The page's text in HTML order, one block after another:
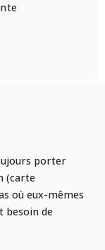
porter
(carte
où eux-mêmes
besoin de